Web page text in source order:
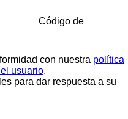
Código de
con nuestra política
usuario.
para dar respuesta a su